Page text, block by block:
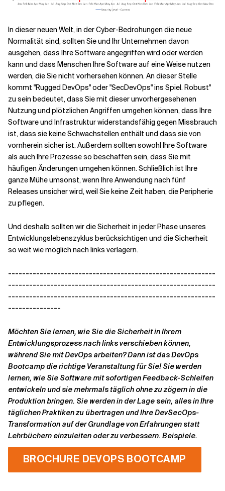
In dieser neuen Welt, in der Cyber-Bedrohungen die neue
Normalität sind, sollten Sie und Ihr Unternehmen davon
ausgehen, dass Ihre Software angegriffen wird oder werden
kann und dass Menschen Ihre Software auf eine Weise nutzen
werden, die Sie nicht vorhersehen können. An dieser Stelle
kommt "Rugged DevOps" oder "SecDevOps" ins Spiel. Robust"
zu sein bedeutet, dass Sie mit dieser unvorhergesehenen
Nutzung und plötzlichen Angriffen umgehen können, dass Ihre
Software und Infrastruktur widerstandsfähig gegen Missbrauch
ist, dass sie keine Schwachstellen enthält und dass sie von
vornherein sicher ist. Außerdem sollten sowohl Ihre Software
als auch Ihre Prozesse so beschaffen sein, dass Sie mit
häufigen Änderungen umgehen können. Schließlich ist Ihre
ganze Mühe umsonst, wenn Ihre Anwendung nach fünf
Releases unsicher wird, weil Sie keine Zeit haben, die Peripherie
zu pflegen.
Und deshalb sollten wir die Sicherheit in jeder Phase unseres
Entwicklungslebenszyklus berücksichtigen und die Sicherheit
so weit wie möglich nach links verlagern.
-----------------------------------------------------------
-----------------------------------------------------------
-----------------------------------------------------------
---------------
Möchten Sie lernen, wie Sie die Sicherheit in Ihrem
Entwicklungsprozess nach links verschieben können,
während Sie mit DevOps arbeiten? Dann ist das DevOps
Bootcamp die richtige Veranstaltung für Sie! Sie werden
lernen, wie Sie Software mit sofortigen Feedback-Schleifen
entwickeln und sie mehrmals täglich ohne zu zögern in die
Produktion bringen. Sie werden in der Lage sein, alles in Ihre
täglichen Praktiken zu übertragen und Ihre DevSecOps-
Transformation auf der Grundlage von Erfahrungen statt
Lehrbüchern einzuleiten oder zu verbessern. Beispiele.
BROCHURE DEVOPS BOOTCAMP
----------------------------------------